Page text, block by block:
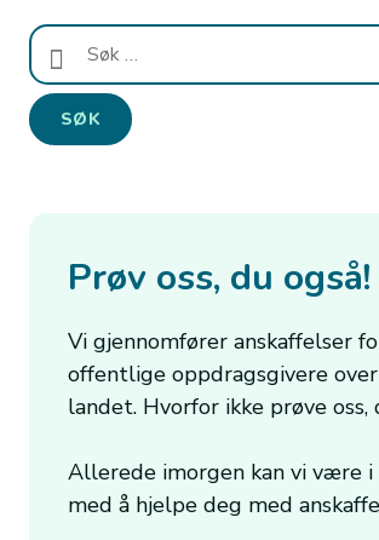
Søk
etter:
Prøv oss, du også!
Vi gjennomfører anskaffelser
offentlige oppdragsgivere
landet. Hvorfor ikke prøve oss,
Allerede imorgen kan vi være i
med å hjelpe deg med